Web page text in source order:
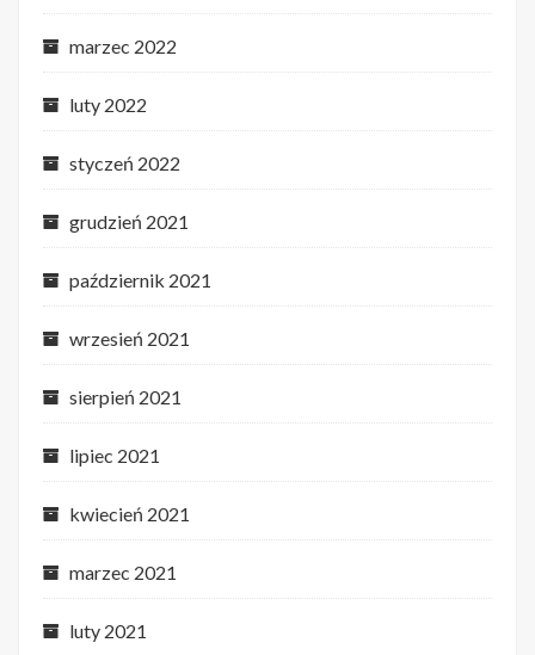
marzec 2022
luty 2022
styczeń 2022
grudzień 2021
październik 2021
wrzesień 2021
sierpień 2021
lipiec 2021
kwiecień 2021
marzec 2021
luty 2021